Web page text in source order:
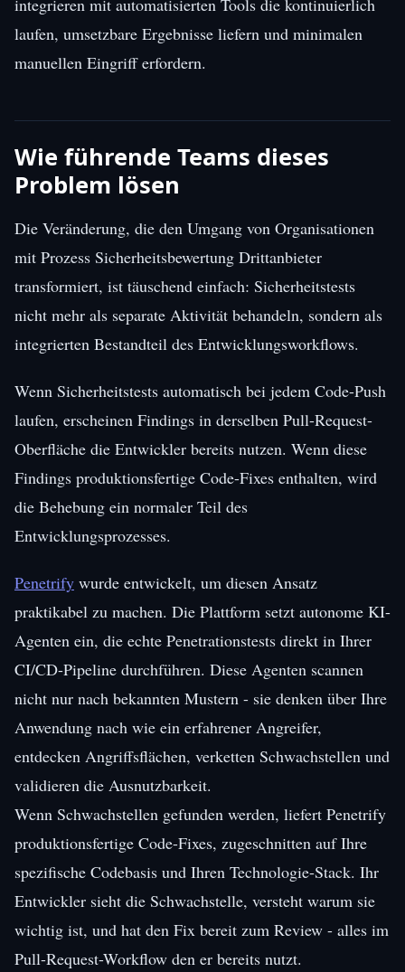
laufen, umsetzbare Ergebnisse liefern und minimalen
manuellen Eingriff erfordern.
Wie führende Teams dieses
Problem lösen
Die Veränderung, die den Umgang von Organisationen
mit Prozess Sicherheitsbewertung Drittanbieter
transformiert, ist täuschend einfach: Sicherheitstests
nicht mehr als separate Aktivität behandeln, sondern als
integrierten Bestandteil des Entwicklungsworkflows.
Wenn Sicherheitstests automatisch bei jedem Code-Push
laufen, erscheinen Findings in derselben Pull-Request-
Oberfläche die Entwickler bereits nutzen. Wenn diese
Findings produktionsfertige Code-Fixes enthalten, wird
die Behebung ein normaler Teil des
Entwicklungsprozesses.
Penetrify wurde entwickelt, um diesen Ansatz
praktikabel zu machen. Die Plattform setzt autonome KI-
Agenten ein, die echte Penetrationstests direkt in Ihrer
CI/CD-Pipeline durchführen. Diese Agenten scannen
nicht nur nach bekannten Mustern - sie denken über Ihre
Anwendung nach wie ein erfahrener Angreifer,
entdecken Angriffsflächen, verketten Schwachstellen und
validieren die Ausnutzbarkeit.
Wenn Schwachstellen gefunden werden, liefert Penetrify
produktionsfertige Code-Fixes, zugeschnitten auf Ihre
spezifische Codebasis und Ihren Technologie-Stack. Ihr
Entwickler sieht die Schwachstelle, versteht warum sie
wichtig ist, und hat den Fix bereit zum Review - alles im
Pull-Request-Workflow den er bereits nutzt.